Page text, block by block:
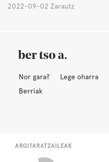
2022-09-02 Zarautz
Nor gara? Lege oharra
Berriak
ARGITARATZAILEAK